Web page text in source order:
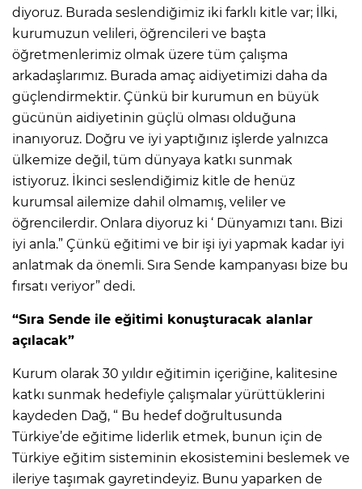
diyoruz. Burada seslendiğimiz iki farklı kitle var; İlki,
kurumuzun velileri, öğrencileri ve başta
öğretmenlerimiz olmak üzere tüm çalışma
arkadaşlarımız. Burada amaç aidiyetimizi daha da
güçlendirmektir. Çünkü bir kurumun en büyük
gücünün aidiyetinin güçlü olması olduğuna
inanıyoruz. Doğru ve iyi yaptığınız işlerde yalnızca
ülkemize değil, tüm dünyaya katkı sunmak
istiyoruz. İkinci seslendiğimiz kitle de henüz
kurumsal ailemize dahil olmamış, veliler ve
öğrencilerdir. Onlara diyoruz ki ‘ Dünyamızı tanı. Bizi
iyi anla.” Çünkü eğitimi ve bir işi iyi yapmak kadar iyi
anlatmak da önemli. Sıra Sende kampanyası bize bu
fırsatı veriyor” dedi.
“Sıra Sende ile eğitimi konuşturacak alanlar
açılacak”
Kurum olarak 30 yıldır eğitimin içeriğine, kalitesine
katkı sunmak hedefiyle çalışmalar yürüttüklerini
kaydeden Dağ, “ Bu hedef doğrultusunda
Türkiye’de eğitime liderlik etmek, bunun için de
Türkiye eğitim sisteminin ekosistemini beslemek ve
ileriye taşımak gayretindeyiz. Bunu yaparken de